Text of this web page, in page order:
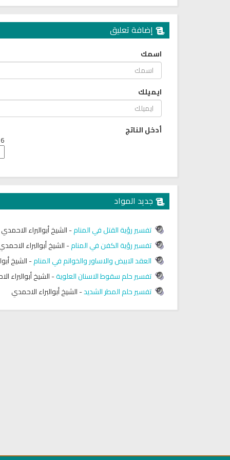
إضافة تعليق
اسمك
ايميلك
أدخل الناتج
6 + 6 =
جديد المواد
تفسير رؤية القتل في المنام-الشيخ أبوالبراء الاحمدي
تفسير رؤية الكفن في المنام-الشيخ أبوالبراء
العقد الابيض والاساور والخواتم في المنام-الشيخ
تفسير حلم سقوط الاسنان العلوية-الشيخ أبوالبراء
تفسير حلم المطر الشديد-الشيخ أبوالبراء الاحمدي